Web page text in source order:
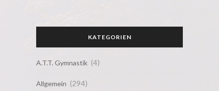
KATEGORIEN
A.T.T. Gymnastik (4)
Allgemein (294)